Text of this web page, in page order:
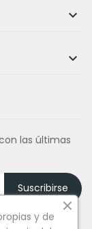


las últimas
Suscribirse
y de